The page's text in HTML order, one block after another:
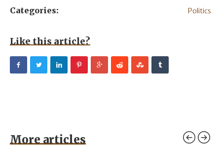
Categories: Politics
Like this article?
More articles